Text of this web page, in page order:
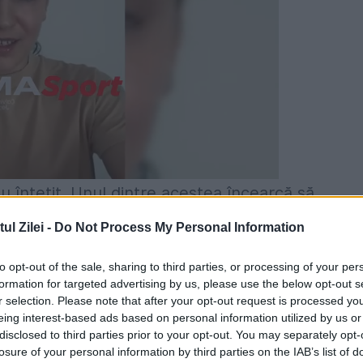
Zilei - Do Not Process My Personal Information
opt-out of the sale, sharing to third parties, or processing of your
for targeted advertising by us, please use the below opt-out
selection. Please note that after your opt-out request is processed
interest-based ads based on personal information utilized by us
to third parties prior to your opt-out. You may separately
of your personal information by third parties on the IAB’s list of
întețit. Unul dintre acestea încearcă să
pentru prima dată în cei douăzeci de ani
întreaga strategie electorală – adică
economice, construiește portavioane